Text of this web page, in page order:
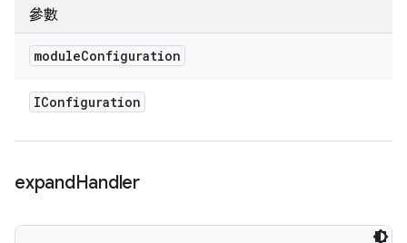
參數
moduleConfiguration
IConfiguration
expandHandler